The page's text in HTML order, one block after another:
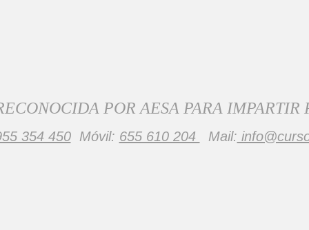
POR AESA PARA IMPARTIR
354 450Móvil: 655 610 204 Mail: